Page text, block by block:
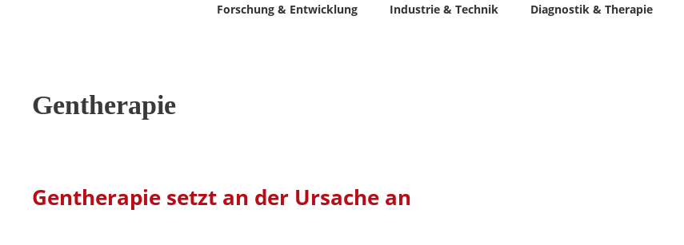
Forschung & Entwicklung Industrie & Technik Diagnostik & Therapie
Gentherapie
Gentherapie setzt an der Ursache an